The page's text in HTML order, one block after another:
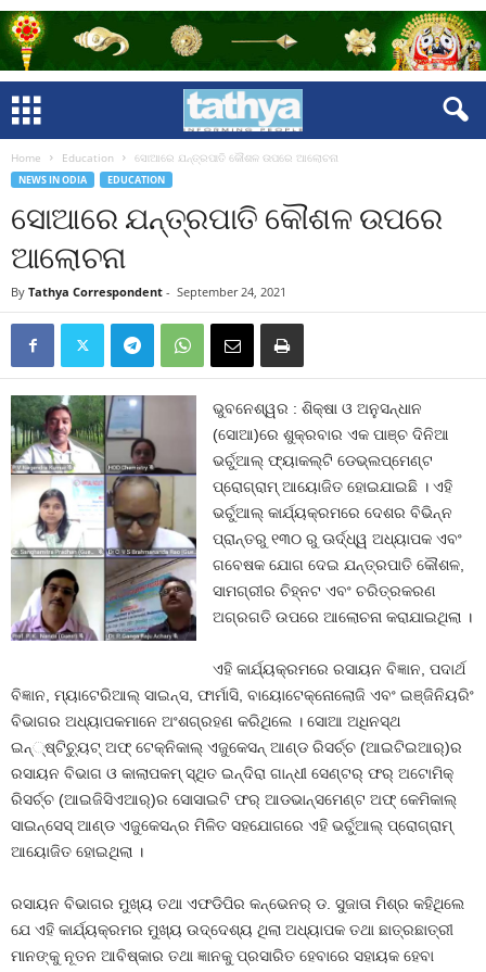
Home Education ସୋଆରେ ଯନ୍ତ୍ରପାତି କୌଶଳ ଉପରେ ଆଲୋଚନା
NEWS IN ODIA EDUCATION
ସୋଆରେ ଯନ୍ତ୍ରପାତି କୌଶଳ ଉପରେ
ଆଲୋଚନା
By Tathya Correspondent - September 24, 2021
ଭୁବନେଶ୍ୱର : ଶିକ୍ଷା ଓ ଅନୁସନ୍ଧାନ
(ସୋଆ)ରେ ଶୁକ୍ରବାର ଏକ ପାଞ୍ଚ ଦିନିଆ
ଭର୍ଚୁଆଲ୍ ଫ୍ୟାକଲ୍ଟି ଡେଭ୍‌ଲପ୍‌ମେଣ୍ଟ
ପ୍ରୋଗ୍ରାମ୍ ଆୟୋଜିତ ହୋଇଯାଇଛି । ଏହି
ଭର୍ଚୁଆଲ୍ କାର୍ଯ୍ୟକ୍ରମରେ ଦେଶର ବିଭିନ୍ନ
ପ୍ରାନ୍ତରୁ ୧୩୦ ରୁ ଊର୍ଦ୍ଧ୍ୱ ଅଧ୍ୟାପକ ଏବଂ
ଗବେଷକ ଯୋଗ ଦେଇ ଯନ୍ତ୍ରପାତି କୌଶଳ,
ସାମଗ୍ରୀର ଚିହ୍ନଟ ଏବଂ ଚରିତ୍ରକରଣ
ଅଗ୍ରଗତି ଉପରେ ଆଲୋଚନା କରାଯାଇଥିଲା ।
ଏହି କାର୍ଯ୍ୟକ୍ରମରେ ରସାୟନ ବିଜ୍ଞାନ, ପଦାର୍ଥ
ବିଜ୍ଞାନ, ମ୍ୟାଟେରିଆଲ୍ ସାଇନ୍ସ, ଫାର୍ମାସି, ବାୟୋଟେକ୍ନୋଲୋଜି ଏବଂ ଇଞ୍ଜିନିୟରିଂ
ବିଭାଗର ଅଧ୍ୟାପକମାନେ ଅଂଶଗ୍ରହଣ କରିଥିଲେ । ସୋଆ ଅଧିନସ୍ଥ
ଇନ୍‌୍‌ଷ୍ଟିଚ୍ୟୁଟ୍ ଅଫ୍ ଟେକ୍ନିକାଲ୍ ଏଜୁକେସନ୍ ଆଣ୍ଡ ରିସର୍ଚ୍ଚ (ଆଇଟିଇଆର୍‌)ର
ରସାୟନ ବିଭାଗ ଓ କାଲାପକମ୍ ସ୍ଥିତ ଇନ୍ଦିରା ଗାନ୍ଧୀ ସେଣ୍ଟର୍ ଫର୍ ଅଟୋମିକ୍
ରିସର୍ଚ୍ଚ (ଆଇଜିସିଏଆର୍‌)ର ସୋସାଇଟି ଫର୍ ଆଡଭାନ୍ସମେଣ୍ଟ ଅଫ୍ କେମିକାଲ୍
ସାଇନ୍‌ସେସ୍ ଆଣ୍ଡ ଏଜୁକେସନ୍‌ର ମିଳିତ ସହଯୋଗରେ ଏହି ଭର୍ଚୁଆଲ୍ ପ୍ରୋଗ୍ରାମ୍
ଆୟୋଜିତ ହୋଇଥିଲା ।
ରସାୟନ ବିଭାଗର ମୁଖ୍ୟ ତଥା ଏଫଡିପିର କନ୍‌ଭେନର୍ ଡ. ସୁଜାତା ମିଶ୍ର କହିଥିଲେ
ଯେ ଏହି କାର୍ଯ୍ୟକ୍ରମର ମୁଖ୍ୟ ଉଦ୍ଦେଶ୍ୟ ଥିଲା ଅଧ୍ୟାପକ ତଥା ଛାତ୍ରଛାତ୍ରୀ
ମାନଙ୍କୁ ନୂତନ ଆବିଷ୍କାର ତଥା ଜ୍ଞାନକୁ ପ୍ରସାରିତ ହେବାରେ ସହାୟକ ହେବା